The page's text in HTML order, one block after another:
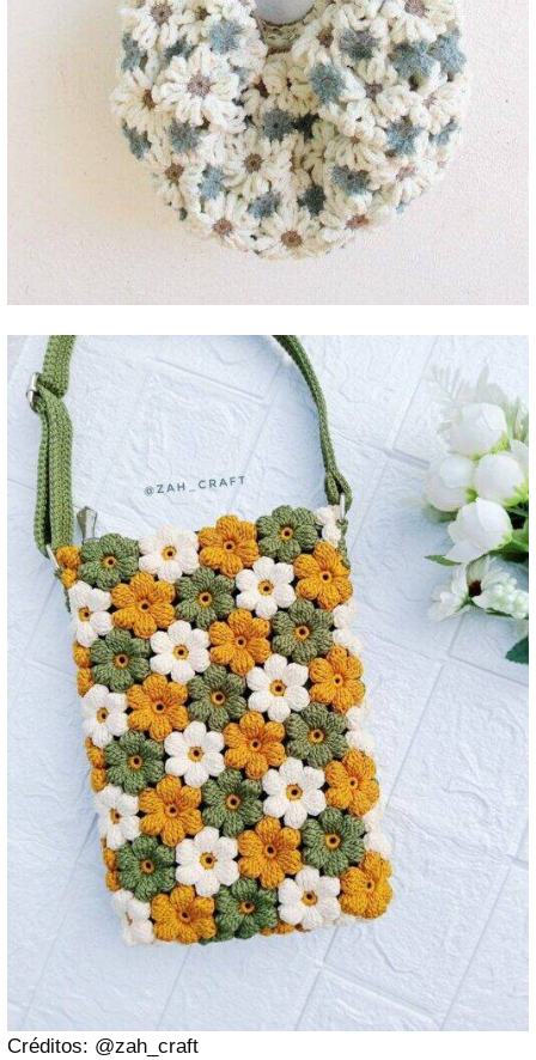
Créditos: @zah_craft